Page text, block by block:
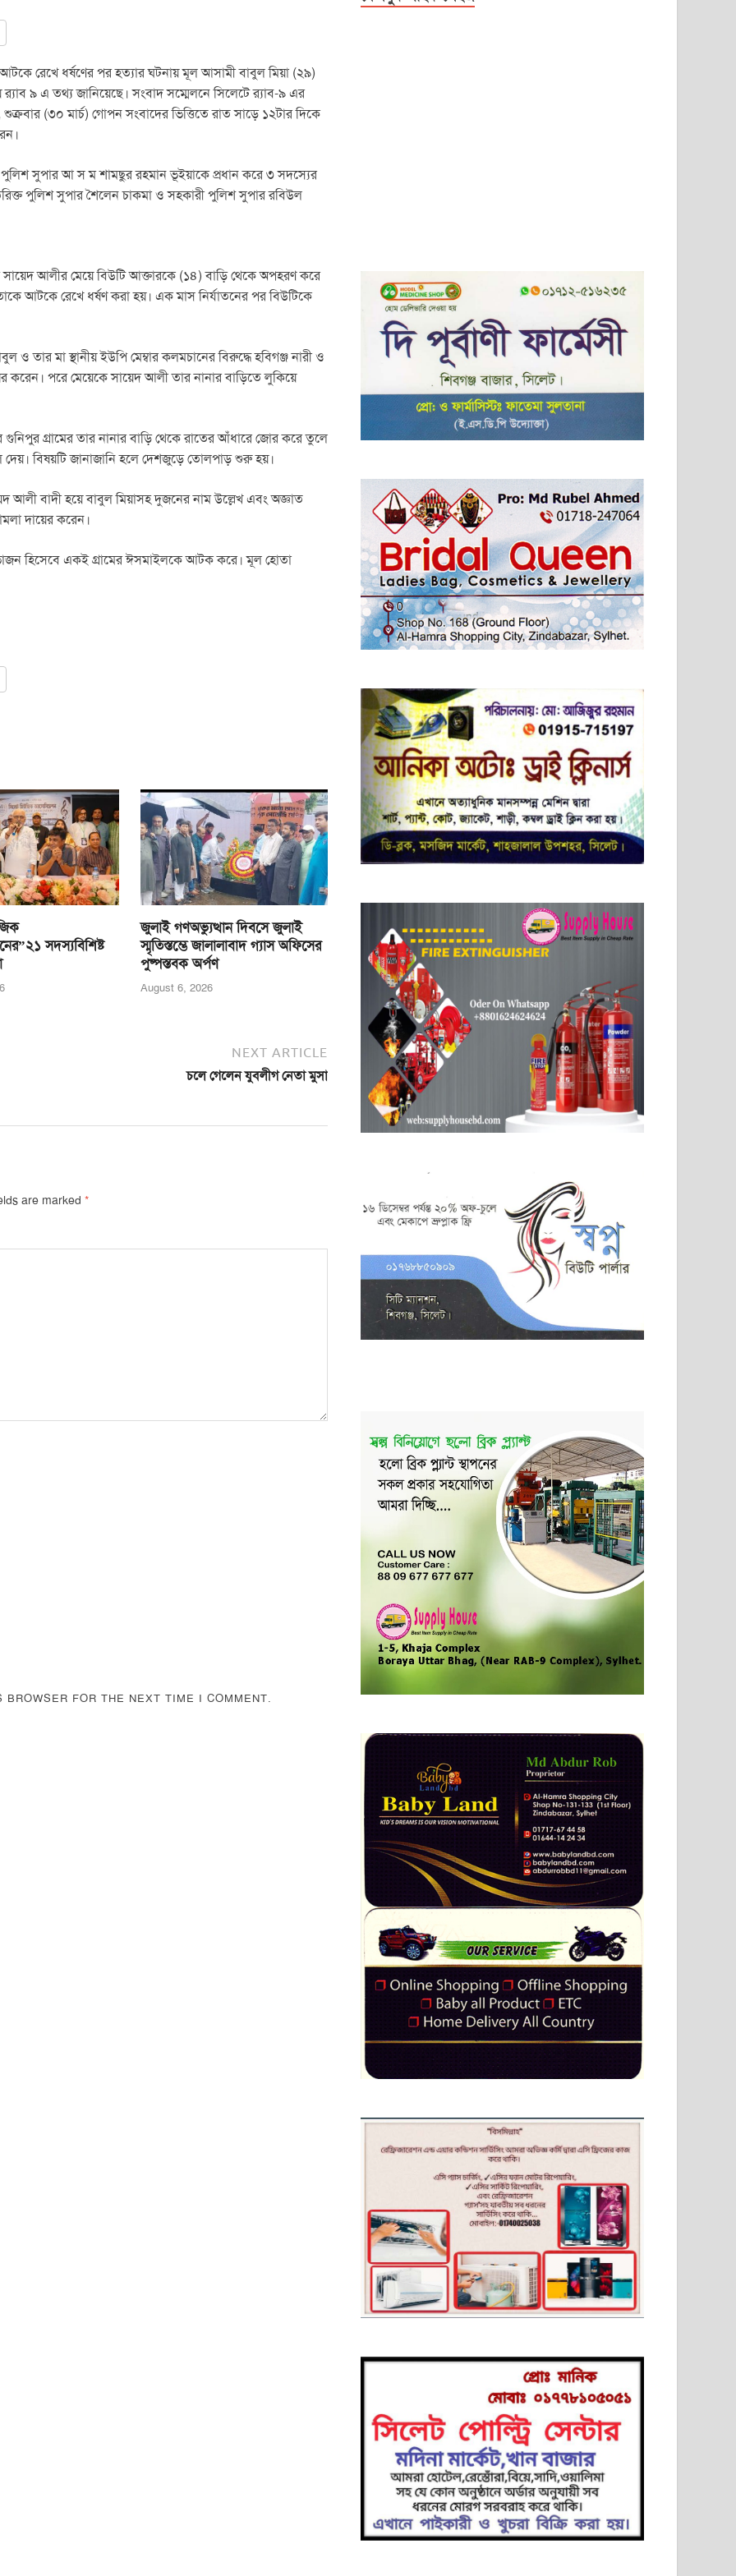
রেখে ধর্ষণের পর হত্যার ঘটনায় মূল আসামী বাবুল মিয়া (২৯)
৯ এ তথ্য জানিয়েছে। সংবাদ সম্মেলনে সিলেটে র‌্যাব-৯ এর
(৩০ মার্চ) গোপন সংবাদের ভিত্তিতে রাত সাড়ে ১২টার দিকে
সুপার আ স ম শামছুর রহমান ভূইয়াকে প্রধান করে ৩ সদস্যের
পুলিশ সুপার শৈলেন চাকমা ও সহকারী পুলিশ সুপার রবিউল
সায়েদ আলীর মেয়ে বিউটি আক্তারকে (১৪) বাড়ি থেকে অপহরণ করে
আটকে রেখে ধর্ষণ করা হয়। এক মাস নির্যাতনের পর বিউটিকে
ও তার মা স্থানীয় ইউপি মেম্বার কলমচানের বিরুদ্ধে হবিগঞ্জ নারী ও
করেন। পরে মেয়েকে সায়েদ আলী তার নানার বাড়িতে লুকিয়ে
গ্রামের তার নানার বাড়ি থেকে রাতের আঁধারে জোর করে তুলে
বিষয়টি জানাজানি হলে দেশজুড়ে তোলপাড় শুরু হয়।
আলী বাদী হয়ে বাবুল মিয়াসহ দুজনের নাম উল্লেখ এবং অজ্ঞাত
দায়ের করেন।
হিসেবে একই গ্রামের ঈসমাইলকে আটক করে। মূল হোতা
সদস্যবিশিষ্ট
জুলাই গণঅভ্যুত্থান দিবসে জুলাই
স্মৃতিস্তম্ভে জালালাবাদ গ্যাস অফিসের
পুষ্পস্তবক অর্পণ
August 6, 2026
NEXT ARTICLE
চলে গেলেন যুবলীগ নেতা মুসা
are marked *
FOR THE NEXT TIME I COMMENT.